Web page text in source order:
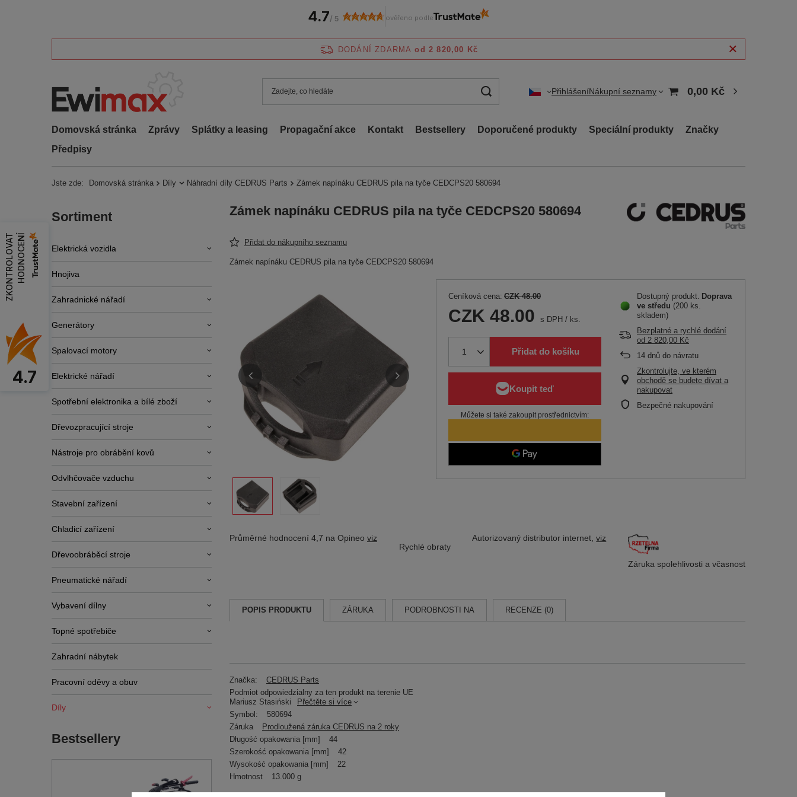
DODÁNÍ ZDARMA od 2 820,00 Kč
PřihlášeníNákupní seznamy 0,00 Kč
Domovská stránka Zprávy Splátky a leasing Propagační akce Kontakt Bestsellery Doporučené produkty Speciální produkty
Značky
Předpisy
Jste zde: Domovská stránka Díly Náhradní díly CEDRUS Parts Zámek napínáku CEDRUS pila na tyče CEDCPS20 580694
Sortiment
Elektrická vozidla
Hnojiva
Zahradnické nářadí
Generátory
Spalovací motory
Elektrické nářadí
Spotřební elektronika a bílé zboží
Dřevozpracující stroje
Nástroje pro obrábění kovů
Odvlhčovače vzduchu
Stavební zařízení
Chladicí zařízení
Dřevoobráběcí stroje
Pneumatické nářadí
Vybavení dílny
Topné spotřebiče
Zahradní nábytek
Pracovní oděvy a obuv
Díly
Bestsellery
Zámek napínáku CEDRUS pila na tyče CEDCPS20 580694
Přidat do nákupního seznamu
Zámek napínáku CEDRUS pila na tyče CEDCPS20 580694
Ceníková cena: CZK 48.00
CZK 48.00 s DPH / ks.
Přidat do košíku
Můžete si také zakoupit prostřednictvím:
Dostupný produkt Doprava
ve středu (200 ks.
skladem)
Bezplatné a rychlé dodání
od 2 820,00 Kč
14 dnů do návratu
Zkontrolujte, ve kterém
obchodě se budete dívat a
nakupovat
Bezpečné nakupování
Průměrné hodnocení 4,7 na Opineo viz
Rychlé obraty
Autorizovaný distributor internet,viz
Záruka spolehlivosti a včasnost
POPIS PRODUKTU ZÁRUKA PODROBNOSTI NA RECENZE (0)
Značka:
CEDRUS Parts
Podmiot odpowiedzialny za ten produkt na terenie UE
Mariusz Stasiński
Přečtěte si více
Symbol:
580694
Záruka
Prodloužená záruka CEDRUS na 2 roky
Długość opakowania [mm]
44
Szerokość opakowania [mm]
42
Wysokość opakowania [mm]
22
Hmotnost
13.000 g
4.7/ 5 ověřeno podle
Z
K
O
N
T
R
O
L
O
V
A
T
H
O
D
N
O
C
E
NÍ
4.7